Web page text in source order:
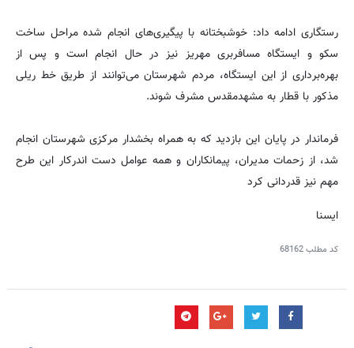
رستگاری ادامه داد: خوشبختانه با پیگیری‌های انجام شده مراحل ساخت
سکو و ایستگاه مسافربری مهریز نیز در حال انجام است و پس از
بهره‌برداری از این ایستگاه، مردم شهرستان می‌توانند از طریق خط ریلی
مذکور با قطار به مشهدمقدس مشرف شوند.
فرماندار در پایان این بازدید که به همراه بخشدار مرکزی شهرستان انجام
شد، از زحمات مدیران، پیمانکاران و همه عوامل دست اندرکار این طرح
مهم نیز قدردانی کرد
ایسنا
کد مطلب68162